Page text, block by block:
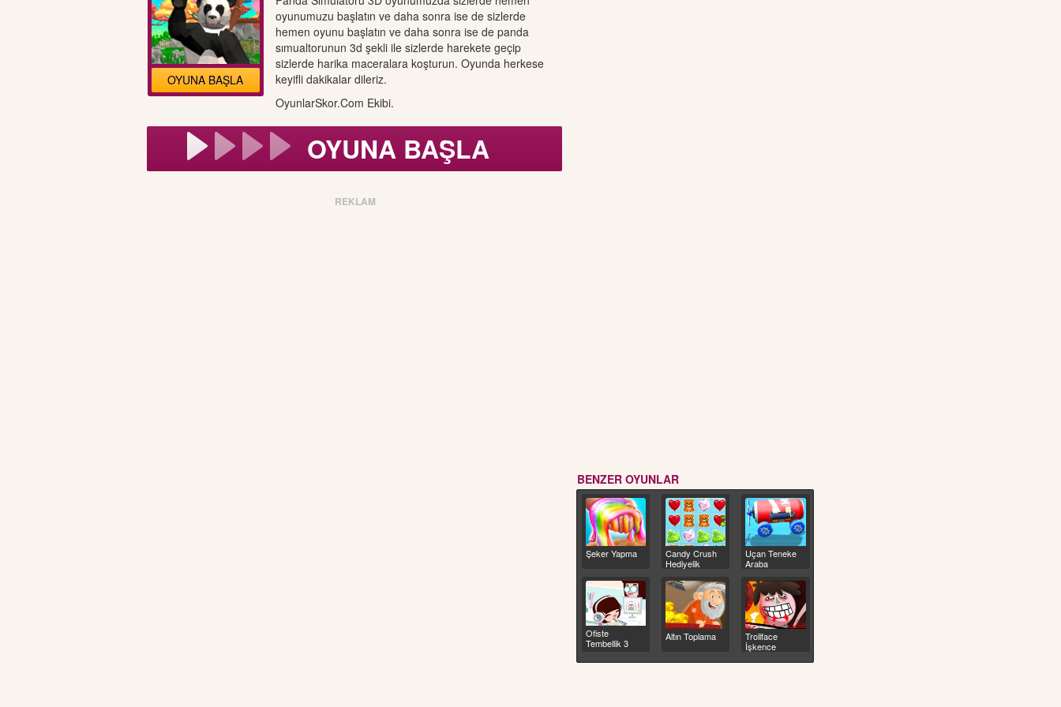
OYUNA BAŞLA
oyunumuzu başlatın ve daha sonra ise de sizlerde
hemen oyunu başlatın ve daha sonra ise de panda
sımualtorunun 3d şekli ile sizlerde harekete geçip
sizlerde harika maceralara koşturun. Oyunda herkese
keyifli dakikalar dileriz.
OyunlarSkor.Com Ekibi.
OYUNA BAŞLA
REKLAM
BENZER OYUNLAR
Şeker Yapma
Candy Crush
Hediyelik
Eşyalar
Uçan Teneke
Araba
Ofiste
Tembellik 3
Altın Toplama
Trollface
İşkence